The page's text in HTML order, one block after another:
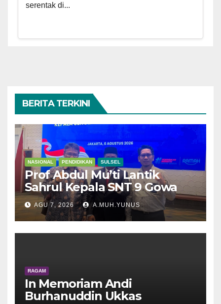
serentak di...
BERITA TERKINI
NASIONAL PENDIDIKAN SULSEL
Prof Abdul Mu’ti Lantik
Sahrul Kepala SNT 9 Gowa
AGU 7, 2026 A.MUH.YUNUS
RAGAM
In Memoriam Andi
Burhanuddin Ukkas